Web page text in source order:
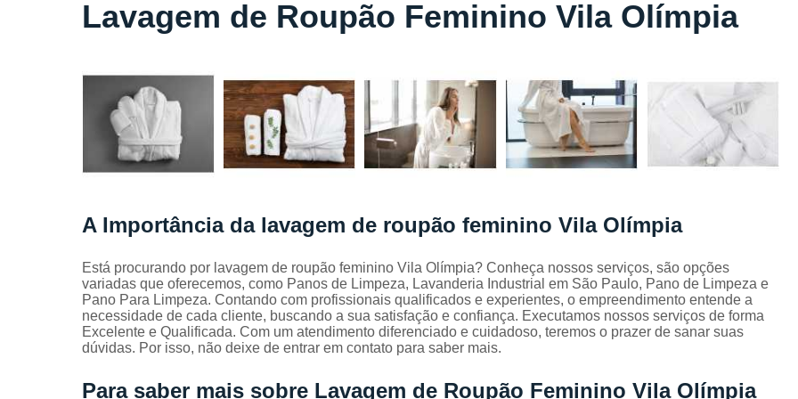
Locação
de lençóis
de banho
Locação
de toalhas
de
manicure
de rosto
de toalhas
industriais
Mantas
absorvente
Lavagem de Toalha de Banho
Lavagem de Toalha São Paulo
Lavagem Toalha de Banho
Empresa de
Lavagem de Uniforme da Empresa
Lavagem de Uniforme e Epi
Lavagem Especializada de Uniforme
Aluguel de Capa de Cortar Cabelo
Lavagem de Roupão Feminino Vila Olímpia
A Importância da lavagem de roupão feminino Vila Olímpia
Está procurando por lavagem de roupão feminino Vila Olímpia? Conheça nossos serviços, são opções
variadas que oferecemos, como Panos de Limpeza, Lavanderia Industrial em São Paulo, Pano de Limpeza e
Pano Para Limpeza. Contando com profissionais qualificados e experientes, o empreendimento entende a
necessidade de cada cliente, buscando a sua satisfação e confiança. Executamos nossos serviços de forma
Excelente e Qualificada. Com um atendimento diferenciado e cuidadoso, teremos o prazer de sanar suas
dúvidas. Por isso, não deixe de entrar em contato para saber mais.
Para saber mais sobre Lavagem de Roupão Feminino Vila Olímpia